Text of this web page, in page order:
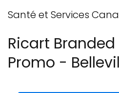
Santé et Services
Ricart
Promo -